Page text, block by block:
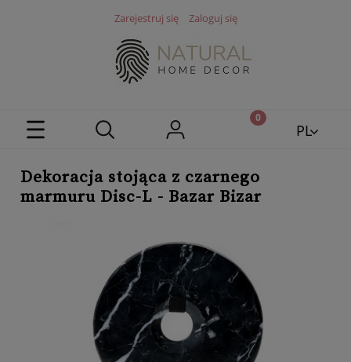
Zarejestruj się Zaloguj się
PL
Dekoracja stojąca z czarnego
marmuru Disc-L - Bazar Bizar